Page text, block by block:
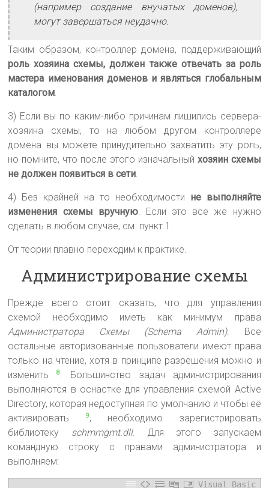
(например создание внучатых доменов),
могут завершаться неудачно.
Таким образом, контроллер домена, поддерживающий
роль хозяина схемы, должен также отвечать за роль
мастера именования доменов и являться глобальным
каталогом
3) Если вы по каким-либо причинам лишились сервера-
хозяина схемы, то на любом другом контроллере
домена вы можете принудительно захватить эту роль,
но помните, что после этого изначальный хозяин схемы
не должен появиться в сети
4) Без крайней на то необходимости не выполняйте
изменения схемы вручную. Если это все же нужно
сделать в любом случае, см. пункт 1.
От теории плавно переходим к практике.
Администрирование схемы
Прежде всего стоит сказать, что для управления
схемой необходимо иметь как минимум права
Администратора Схемы (Schema Admin). Все
остальные авторизованные пользователи имеют права
только на чтение, хотя в принципе разрешения можно и
изменить
8
. Большинство задач администрирования
выполняются в оснастке для управления схемой Active
Directory, которая недоступная по умолчанию и чтобы её
активировать
9, необходимо зарегистрировать
библиотеку schmmgmt.dll. Для этого запускаем
командную строку с правами администратора и
выполняем:
Visual Basic